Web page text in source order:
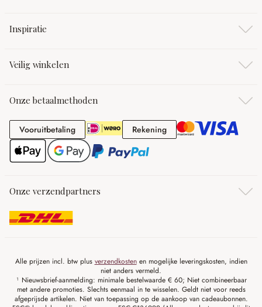
Inspiratie
Veilig winkelen
Onze betaalmethoden
VooruitbetalingVooruitbetaling RekeningRekening
Onze verzendpartners
Alle prijzen incl. btw plus verzendkostenen mogelijke leveringskosten, indien
niet anders vermeld.
¹ Nieuwsbrief-aanmelding: minimale bestelwaarde € 60; Niet combineerbaar
met andere promoties. Slechts eenmaal in te wisselen. Geldt niet voor reeds
afgeprijsde artikelen. Niet van toepassing op de aankoop van cadeaubonnen.